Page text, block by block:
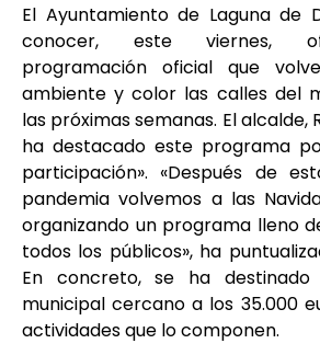
El Ayuntamiento de Laguna de
conocer, este viernes,
programación oficial que
ambiente y color las calles del
las próximas semanas. El alcalde,
ha destacado este programa
participación». «Después de
pandemia volvemos a las
organizando un programa lleno
todos los públicos», ha
En concreto, se ha destinado
municipal cercano a los 35.000
actividades que lo componen.